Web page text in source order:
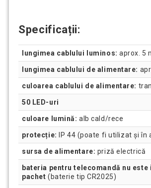
Specificații:
lungimea cablului luminos: aprox. 5
lungimea cablului de alimentare:
culoarea cablului de alimentare:
50 LED-uri
culoare lumină: alb cald/rece
protecție: IP 44 (poate fi utilizat și în
sursa de alimentare: priză electrică
bateria pentru telecomandă nu este
pachet (baterie tip CR2025)